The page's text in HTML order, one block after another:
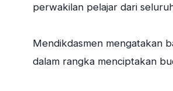
perwakilan pelajar dari
Mendikdasmen mengatakan
dalam rangka menciptakan